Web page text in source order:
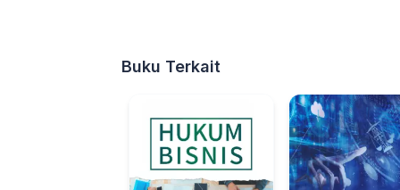
Buku Terkait